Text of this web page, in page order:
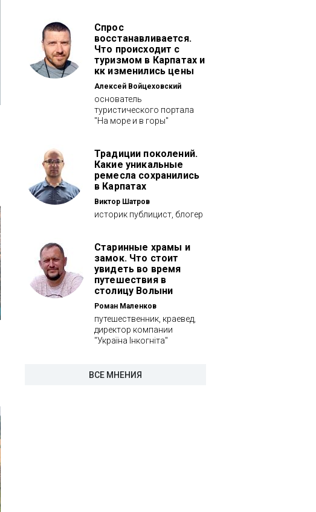
Спрос
восстанавливается.
Что происходит с
туризмом в Карпатах и
кк изменились цены
Алексей Войцеховский
основатель
туристического портала
"На море и в горы"
Традиции поколений.
Какие уникальные
ремесла сохранились
в Карпатах
Виктор Шатров
историк публицист, блогер
Старинные храмы и
замок. Что стоит
увидеть во время
путешествия в
столицу Волыни
Роман Маленков
путешественник, краевед,
директор компании
"Україна Інкогніта"
ВСЕ МНЕНИЯ